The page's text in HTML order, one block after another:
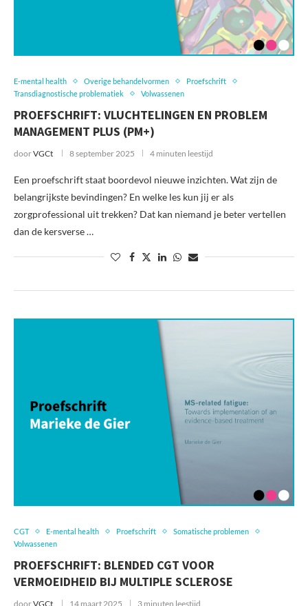
E-mental health Overige behandelvormen
Proefschrift
Transdiagnostische problematiek
Volwassenen
PROEFSCHRIFT: VLUCHTELINGEN EN PROBLEM
MANAGEMENT PLUS (PM+)
doorVGCt 8 september 2025 4 minuten leestijd
Een proefschrift staat boordevol nieuwe inzichten. Wat zijn de
belangrijkste bevindingen? En welke les kun jij er als
zorgprofessional uit trekken? Dat kan niemand je beter vertellen
dan de kersverse …
CGT E-mental health Proefschrift
Somatische problemen
Volwassenen
PROEFSCHRIFT: BLENDED CGT VOOR
VERMOEIDHEID BIJ MULTIPLE SCLEROSE
doorVGCt 14 maart 2025 3 minuten leestijd